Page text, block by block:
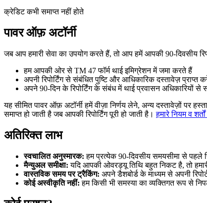
क्रेडिट कभी समाप्त नहीं होते
पावर ऑफ़ अटॉर्नी
जब आप हमारी सेवा का उपयोग करते हैं, तो आप हमें आपकी 90‑दिवसीय
हम आपकी ओर से TM 47 फॉर्म थाई इमिग्रेशन में जमा करते हैं
अपनी रिपोर्टिंग से संबंधित पुष्टि और आधिकारिक दस्तावेज़ प्राप्त
अपने 90-दिन के रिपोर्टिंग के संबंध में थाई प्रवासन अधिकारियों से
यह सीमित पावर ऑफ़ अटॉर्नी हमें वीज़ा निर्णय लेने, अन्य दस्तावेज़ों पर
समाप्त हो जाती है जब आपकी रिपोर्टिंग पूरी हो जाती है। हमारे नियम व
अतिरिक्त लाभ
स्वचालित अनुस्मारक: हम प्रत्येक 90‑दिवसीय समयसीमा से पहले
मैन्युअल समीक्षा: यदि आपकी ओवरड्यू तिथि बहुत निकट है, तो
वास्तविक समय पर ट्रैकिंग: अपने डैशबोर्ड के माध्यम से अपनी
कोई अस्वीकृति नहीं: हम किसी भी समस्या का व्यक्तिगत रूप से